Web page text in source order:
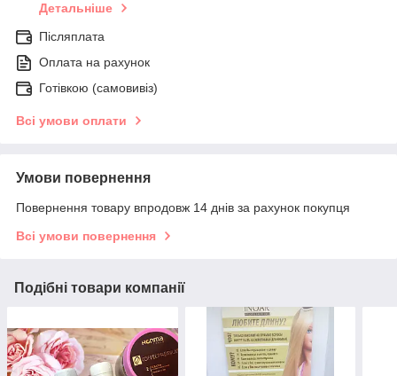
Детальніше
Післяплата
Оплата на рахунок
Готівкою (самовивіз)
Всі умови оплати
Умови повернення
Повернення товару впродовж 14 днів за рахунок покупця
Всі умови повернення
Подібні товари компанії